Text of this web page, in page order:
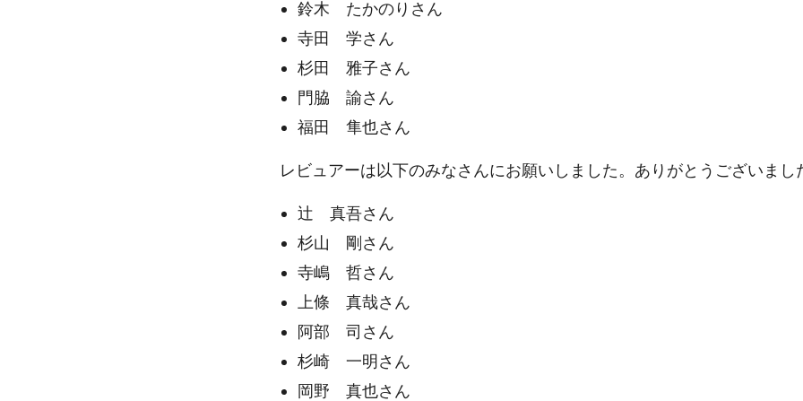
鈴木 たかのりさん
寺田 学さん
杉田 雅子さん
門脇 諭さん
福田 隼也さん
レビュアーは以下のみなさんにお願いしました。ありがとうございまし
辻 真吾さん
杉山 剛さん
寺嶋 哲さん
上條 真哉さん
阿部 司さん
杉崎 一明さん
岡野 真也さん